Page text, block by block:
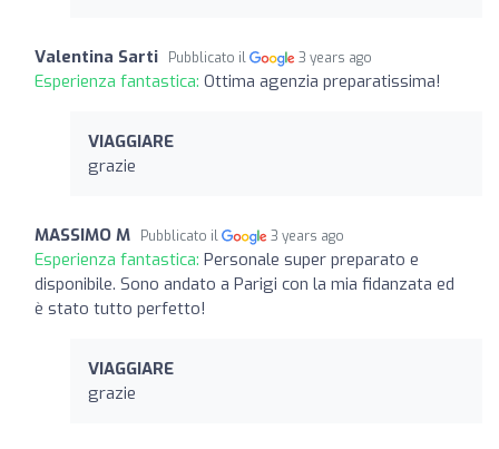
Valentina Sarti Pubblicato il 3 years ago
Esperienza fantastica: Ottima agenzia preparatissima!
VIAGGIARE
grazie
MASSIMO M Pubblicato il 3 years ago
Esperienza fantastica: Personale super preparato e
disponibile. Sono andato a Parigi con la mia fidanzata ed
è stato tutto perfetto!
VIAGGIARE
grazie